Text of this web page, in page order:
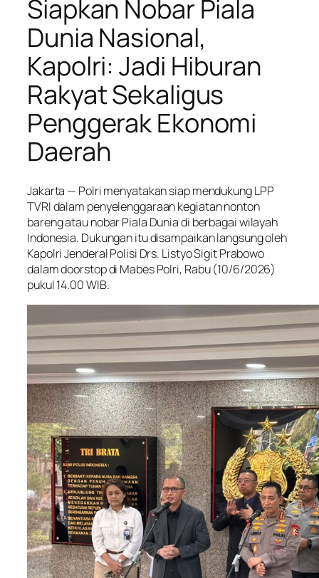
Siapkan Nobar Piala
Dunia Nasional,
Kapolri: Jadi Hiburan
Rakyat Sekaligus
Penggerak Ekonomi
Daerah
Jakarta — Polri menyatakan siap mendukung LPP
TVRI dalam penyelenggaraan kegiatan nonton
bareng atau nobar Piala Dunia di berbagai wilayah
Indonesia. Dukungan itu disampaikan langsung oleh
Kapolri Jenderal Polisi Drs. Listyo Sigit Prabowo
dalam doorstop di Mabes Polri, Rabu (10/6/2026)
pukul 14.00 WIB.